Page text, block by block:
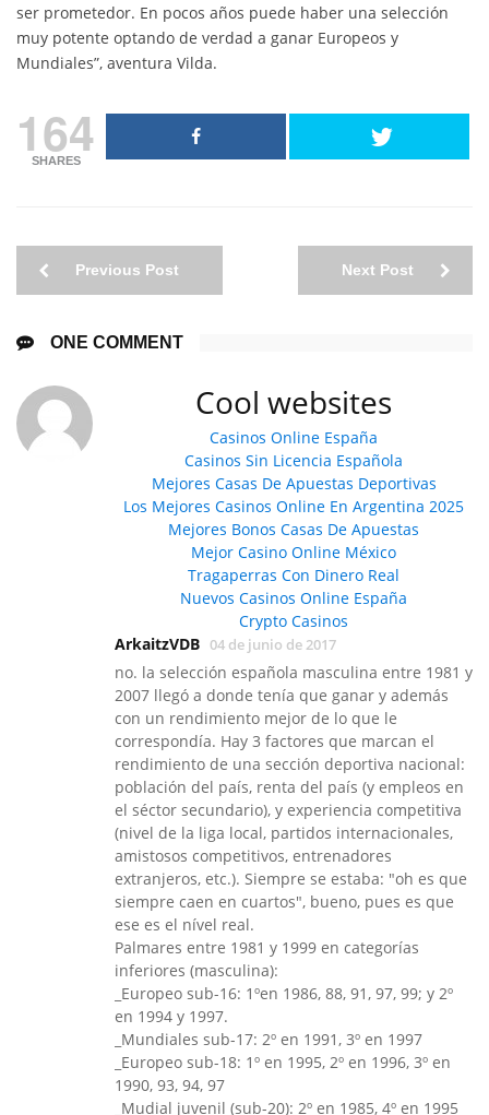
ser prometedor. En pocos años puede haber una selección
muy potente optando de verdad a ganar Europeos y
Mundiales”, aventura Vilda.
164
SHARES
Previous Post Next Post
ONE COMMENT
Cool websites
Casinos Online España
Casinos Sin Licencia Española
Mejores Casas De Apuestas Deportivas
Los Mejores Casinos Online En Argentina 2025
Mejores Bonos Casas De Apuestas
Mejor Casino Online México
Tragaperras Con Dinero Real
Nuevos Casinos Online España
Crypto Casinos
ArkaitzVDB 04 de junio de 2017
no. la selección española masculina entre 1981 y
2007 llegó a donde tenía que ganar y además
con un rendimiento mejor de lo que le
correspondía. Hay 3 factores que marcan el
rendimiento de una sección deportiva nacional:
población del país, renta del país (y empleos en
el séctor secundario), y experiencia competitiva
(nivel de la liga local, partidos internacionales,
amistosos competitivos, entrenadores
extranjeros, etc.). Siempre se estaba: "oh es que
siempre caen en cuartos", bueno, pues es que
ese es el nível real.
Palmares entre 1981 y 1999 en categorías
inferiores (masculina):
_Europeo sub-16: 1ºen 1986, 88, 91, 97, 99; y 2º
en 1994 y 1997.
_Mundiales sub-17: 2º en 1991, 3º en 1997
_Europeo sub-18: 1º en 1995, 2º en 1996, 3º en
1990, 93, 94, 97
_Mudial juvenil (sub-20): 2º en 1985, 4º en 1995